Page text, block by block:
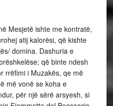
Mesjetë ishte me kontratë,
atij kalorësi, që kishte
domina. Dashuria e
që binte ndesh
rrëfimi i Muzakës, qe më
më vonë se koha e
për një sërë arsyesh, si